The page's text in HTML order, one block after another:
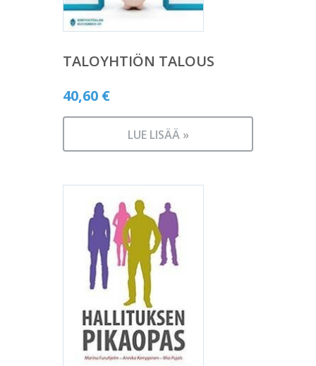
TALOYHTIÖN TALOUS
40,60 €
LUE LISÄÄ »